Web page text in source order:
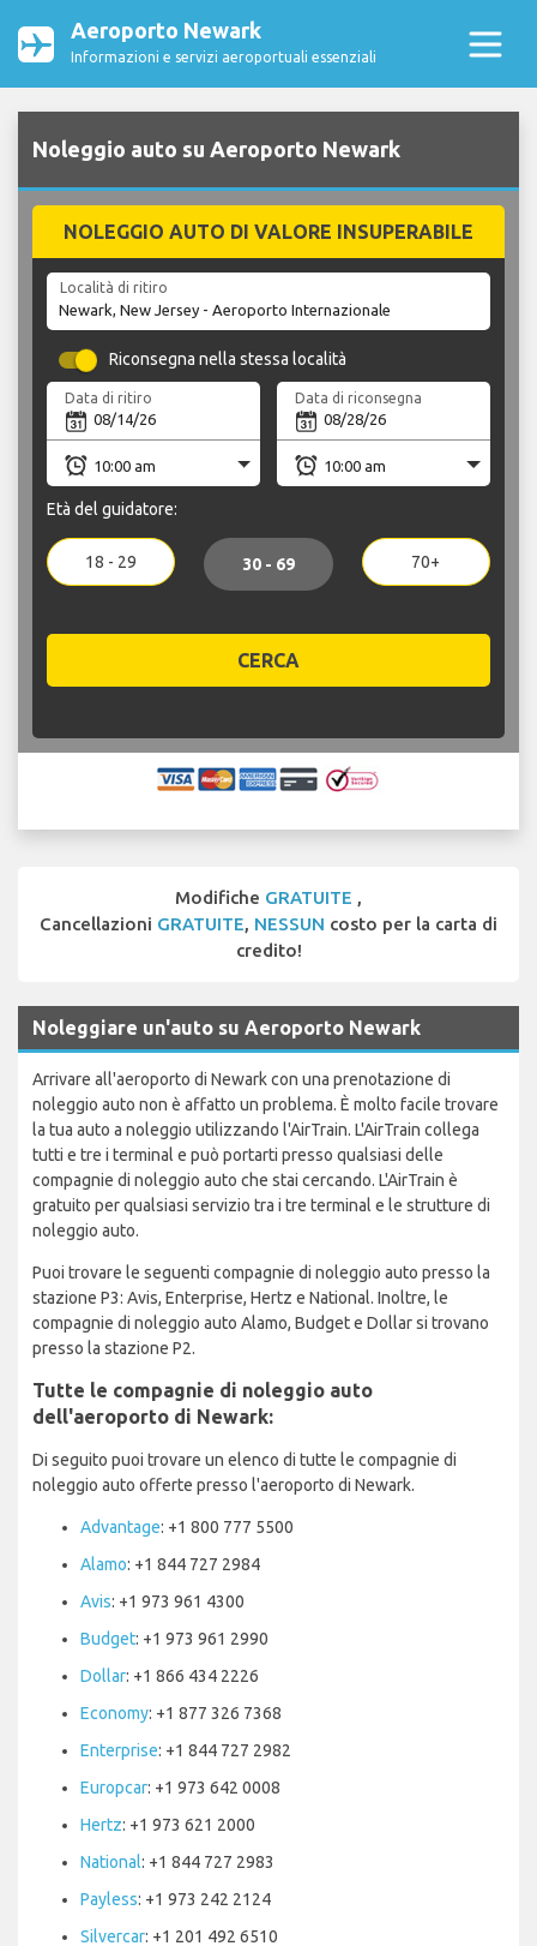
Aeroporto Newark
Informazioni e servizi aeroportuali essenziali
Noleggio auto su Aeroporto Newark
NOLEGGIO AUTO DI VALORE INSUPERABILE
Località di ritiro
Riconsegna nella stessa località
Data di ritiro Data di riconsegna
Età del guidatore:
18 - 29 30 - 69 70+
CERCA
Modifiche GRATUITE ,
Cancellazioni GRATUITE, NESSUN costo per la carta di
credito!
Noleggiare un'auto su Aeroporto Newark
Arrivare all'aeroporto di Newark con una prenotazione di
noleggio auto non è affatto un problema. È molto facile trovare
la tua auto a noleggio utilizzando l'AirTrain. L'AirTrain collega
tutti e tre i terminal e può portarti presso qualsiasi delle
compagnie di noleggio auto che stai cercando. L'AirTrain è
gratuito per qualsiasi servizio tra i tre terminal e le strutture di
noleggio auto.
Puoi trovare le seguenti compagnie di noleggio auto presso la
stazione P3: Avis, Enterprise, Hertz e National. Inoltre, le
compagnie di noleggio auto Alamo, Budget e Dollar si trovano
presso la stazione P2.
Tutte le compagnie di noleggio auto
dell'aeroporto di Newark:
Di seguito puoi trovare un elenco di tutte le compagnie di
noleggio auto offerte presso l'aeroporto di Newark.
Advantage: +1 800 777 5500
Alamo: +1 844 727 2984
Avis: +1 973 961 4300
Budget: +1 973 961 2990
Dollar: +1 866 434 2226
Economy: +1 877 326 7368
Enterprise: +1 844 727 2982
Europcar: +1 973 642 0008
Hertz: +1 973 621 2000
National: +1 844 727 2983
Payless: +1 973 242 2124
Silvercar: +1 201 492 6510